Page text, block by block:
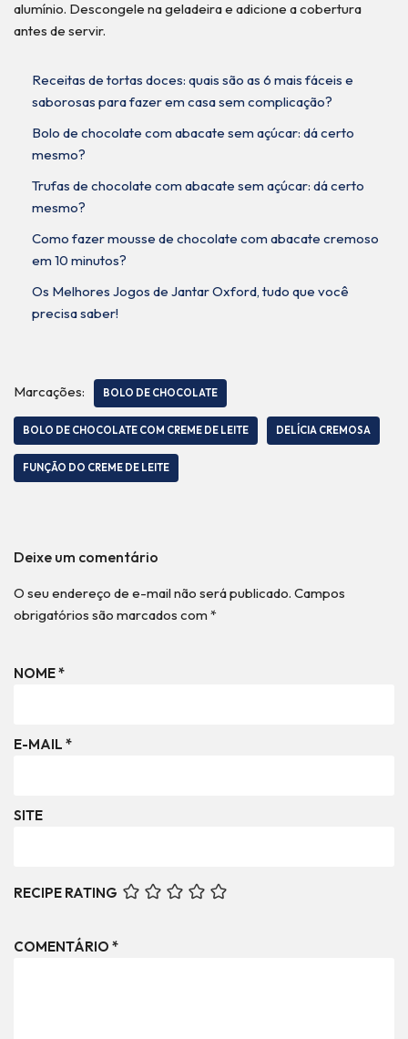
alumínio. Descongele na geladeira e adicione a cobertura
antes de servir.
Receitas de tortas doces: quais são as 6 mais fáceis e
saborosas para fazer em casa sem complicação?
Bolo de chocolate com abacate sem açúcar: dá certo
mesmo?
Trufas de chocolate com abacate sem açúcar: dá certo
mesmo?
Como fazer mousse de chocolate com abacate cremoso
em 10 minutos?
Os Melhores Jogos de Jantar Oxford, tudo que você
precisa saber!
Marcações: BOLO DE CHOCOLATE
BOLO DE CHOCOLATE COM CREME DE LEITE DELÍCIA CREMOSA
FUNÇÃO DO CREME DE LEITE
Deixe um comentário
O seu endereço de e-mail não será publicado. Campos
obrigatórios são marcados com *
NOME*
E-MAIL *
SITE
RECIPE RATING
COMENTÁRIO *